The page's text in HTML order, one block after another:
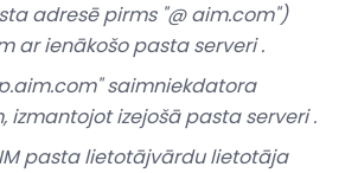
adresē pirms "@ aim.com")
arienākošo pasta serveri.
saimniekdatora
izmantojotizejošā pasta serveri.
pasta lietotājvārdulietotāja